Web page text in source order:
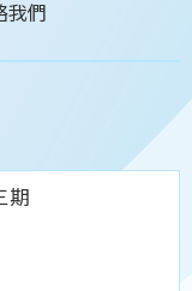
我們
期